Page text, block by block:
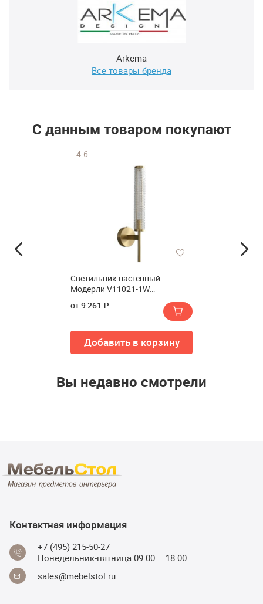
Arkema
Все товары бренда
С данным товаром покупают
4.6
Светильник настенный
Модерли V11021-1W
Moderli V11021-1W Brass)
от 9 261 ₽
Добавить в корзину
Вы недавно смотрели
Контактная информация
+7 (495) 215-50-27
Понедельник-пятница 09:00 – 18:00
sales@mebelstol.ru